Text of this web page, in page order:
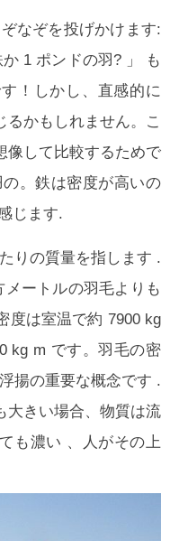
なぞを投げかけます:
1 ポンドの羽?」 も
！しかし、直感的に
かもしれません。こ
像して比較するためで
。鉄は密度が高いの
じます.
りの質量を指します .
ートルの羽毛よりも
度は室温で約 7900 kg
kg m です。羽毛の密
浮揚の重要な概念です .
大きい場合、物質は流
も濃い 、人がその上